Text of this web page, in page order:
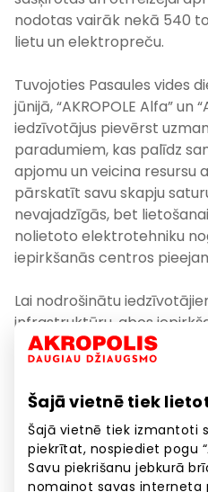
Šajā vietnē tiek
Šajā vietnē tiek izmantoti
piekrītat, nospiediet pogu
Savu piekrišanu jebkurā
nomainot savas interneta
nodotas vairāk nekā 540
lietu un elektropreču.
Tuvojoties Pasaules vides
jūnijā, “AKROPOLE Alfa” un
iedzīvotājus pievērst
paradumiem, kas palīdz
apjomu un veicina resursu
pārskatīt savu skapju
nevajadzīgās, bet
nolietoto elektrotehniku
iepirkšanās centros
Lai nodrošinātu
infrastruktūru, abos
specializēti nodošanas
apmeklētājiem ir
kastes, kā arī “Eco Baltia
šķirošanas konteineris un
konteineris, savukārt pie
darbojas tekstila
sadzīves atkritumu